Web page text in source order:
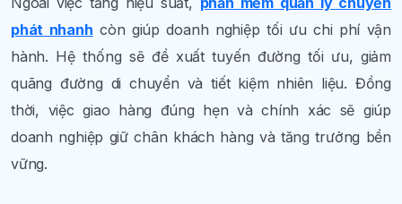
phát nhanh còn giúp doanh nghiệp tối ưu chi phí vận
hành. Hệ thống sẽ đề xuất tuyến đường tối ưu, giảm
quãng đường di chuyển và tiết kiệm nhiên liệu. Đồng
thời, việc giao hàng đúng hẹn và chính xác sẽ giúp
doanh nghiệp giữ chân khách hàng và tăng trưởng bền
vững.